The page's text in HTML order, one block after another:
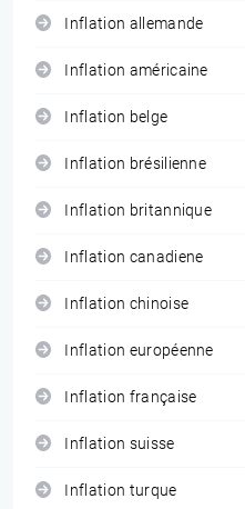
Inflation allemande
Inflation américaine
Inflation belge
Inflation brésilienne
Inflation britannique
Inflation canadiene
Inflation chinoise
Inflation européenne
Inflation française
Inflation suisse
Inflation turque